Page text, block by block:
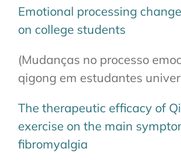
Emotional processing
on college students
(Mudanças no processo
qigong em estudantes
The therapeutic efficacy of
exercise on the main
fibromyalgia